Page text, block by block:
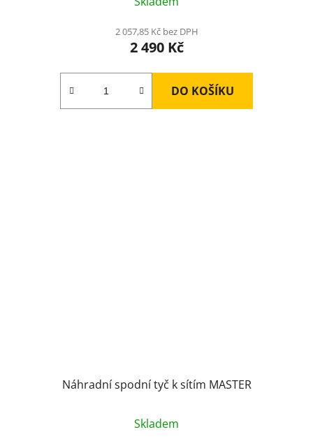
2 057,85 Kč bez DPH
2 490 Kč
DO KOŠÍKU
Náhradní spodní tyč k sítím MASTER
Skladem